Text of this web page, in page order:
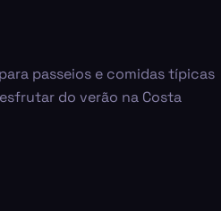
passeios e comidas típicas
do verão na Costa